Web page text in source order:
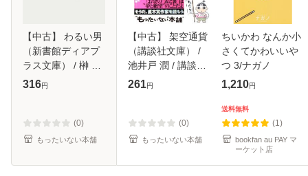
【中古】 わるい男
（新書館ディアプ
ラス文庫） / 榊 花
月 / 新書館 [文庫]
316円
(0)
もったいない本舗
【中古】 架空通貨
（講談社文庫） /
池井戸 潤 / 講談社
[文庫]【メール便送
261円
(0)
もったいない本舗
ちいかわ なんか小
さくてかわいいや
つ 3/ナガノ
1,210円
送料無料
(1)
bookfan au PAY マ
ーケット店